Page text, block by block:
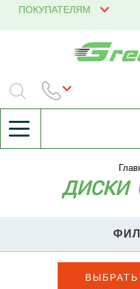
ПОКУПАТЕЛЯМ
ДИСКИ